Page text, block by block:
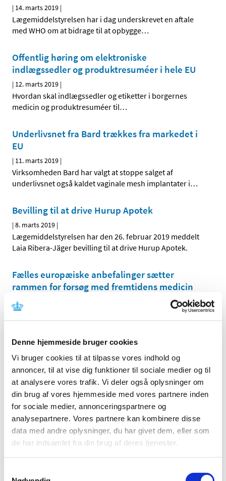
Denne hjemmeside bruger cookies
Vi bruger cookies til at tilpasse vores indhold og
annoncer, til at vise dig funktioner til sociale medier og til
at analysere vores trafik. Vi deler også oplysninger om
din brug af vores hjemmeside med vores partnere inden
for sociale medier, annonceringspartnere og
analysepartnere. Vores partnere kan kombinere disse
data med andre oplysninger, du har givet dem, eller som
de har indsamlet fra din brug af deres tjenester.
| 14. marts 2019 |
Lægemiddelstyrelsen har i dag underskrevet en aftale
med WHO om at bidrage til at opbygge…
Offentlig høring om elektroniske
indlægssedler og produktresuméer i hele EU
| 12. marts 2019 |
Hvordan skal indlægssedler og etiketter i borgernes
medicin og produktresuméer til…
Underlivsnet fra Bard trækkes fra markedet i
EU
| 11. marts 2019 |
Virksomheden Bard har valgt at stoppe salget af
underlivsnet også kaldet vaginale mesh implantater i…
Bevilling til at drive Hurup Apotek
|8. marts 2019 |
Lægemiddelstyrelsen har den 26. februar 2019 meddelt
Laia Ribera-Jäger bevilling til at drive Hurup Apotek.
Fælles europæiske anbefalinger sætter
rammen for forsøg med fremtidens medicin
7. marts 2019
Den fælleseuropæiske arbejdsgruppe for komplekse
medicinforsøg med forsøgspersoner, som Danmark…
klausuleret tilskud på vilkår om risikodeling
4. marts 2019
Med virkning fra 1. januar 2019 indføres en 3-årig
forsøgsordning, hvor Lægemiddelstyrelsen får
Ledig bevilling til Frederiksværk Apotek
|1. marts 2019|